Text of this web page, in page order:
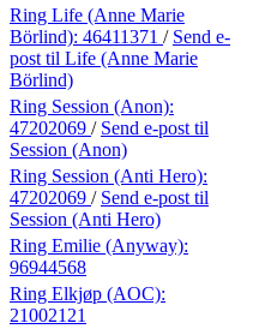
Ring Life (Anne Marie
Börlind): 46411371 / Send e-
post til Life (Anne Marie
Börlind)
Ring Session (Anon):
47202069 / Send e-post til
Session (Anon)
Ring Session (Anti Hero):
47202069 / Send e-post til
Session (Anti Hero)
Ring Emilie (Anyway):
96944568
Ring Elkjøp (AOC):
21002121